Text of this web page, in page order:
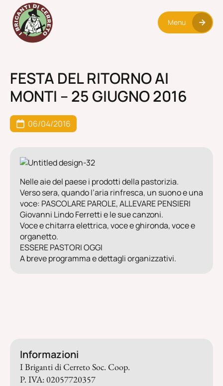
Menu
FESTA DEL RITORNO AI
MONTI – 25 GIUGNO 2016
06/04/2016
Nelle aie del paese i prodotti della pastorizia.
Verso sera, quando l’aria rinfresca, un suono e una
voce: PASCOLARE PAROLE, ALLEVARE PENSIERI
Giovanni Lindo Ferretti e le sue canzoni.
Voce e chitarra elettrica, voce e ghironda, voce e
organetto.
ESSERE PASTORI OGGI
A breve programma e dettagli organizzativi.
Informazioni
I Briganti di Cerreto Soc. Coop.
P. IVA: 02057720357